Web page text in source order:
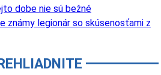
dobe nie sú bežné
známy legionár so skúsenosťami z